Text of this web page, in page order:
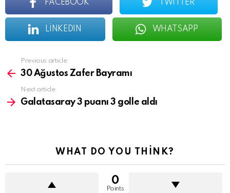
FACEBOOK TWITTER
LINKEDIN WHATSAPP
more
Previous article
30 Ağustos Zafer Bayramı
Next article
Galatasaray 3 puanı 3 golle aldı
WHAT DO YOU THINK?
0
Points